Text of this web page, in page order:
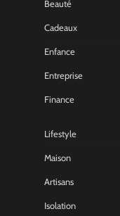
Beauté
Cadeaux
Enfance
Entreprise
Finance
Lifestyle
Maison
Artisans
Isolation